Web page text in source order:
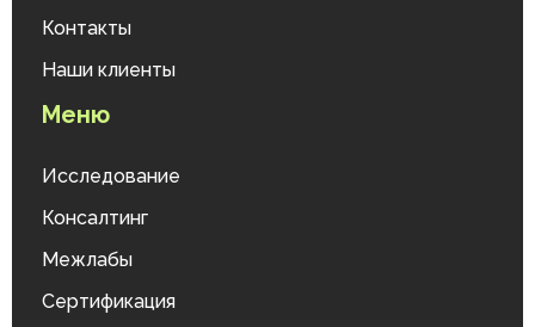
Контакты
Наши клиенты
Меню
Исследование
Консалтинг
Межлабы
Сертификация